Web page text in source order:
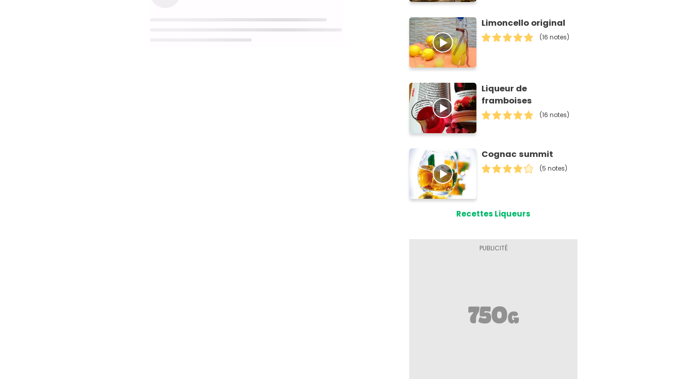
Limoncello original
(16 notes)
Liqueur de
framboises
(16 notes)
Cognac summit
(5 notes)
Recettes Liqueurs